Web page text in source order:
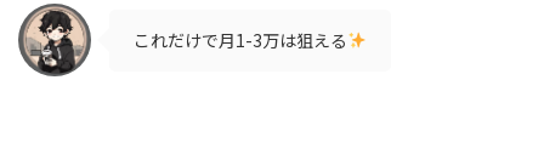
これだけで月1-3万は狙える